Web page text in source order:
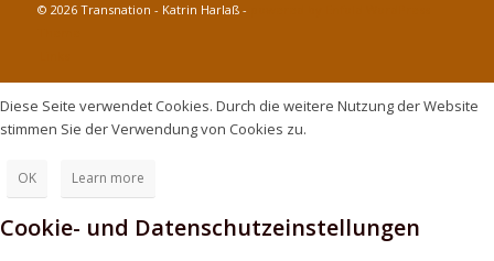
© 2026 Transnation - Katrin Harlaß -
Diese Seite verwendet Cookies. Durch die weitere Nutzung der Website
stimmen Sie der Verwendung von Cookies zu.
OK Learn more
Cookie- und Datenschutzeinstellungen